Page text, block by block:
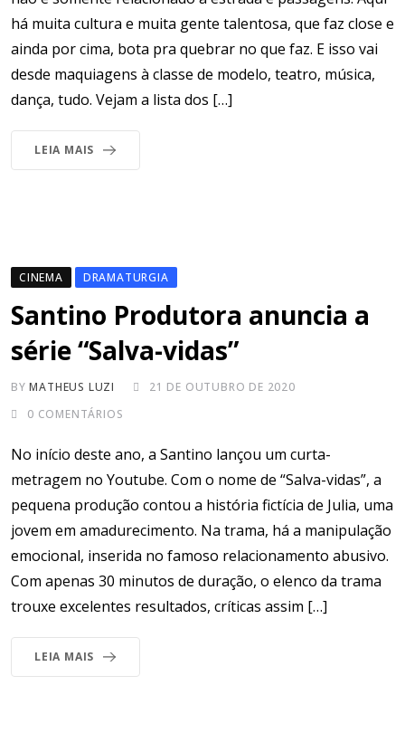
há muita cultura e muita gente talentosa, que faz close e
ainda por cima, bota pra quebrar no que faz. E isso vai
desde maquiagens à classe de modelo, teatro, música,
dança, tudo. Vejam a lista dos […]
LEIA MAIS
CINEMA DRAMATURGIA
Santino Produtora anuncia a
série “Salva-vidas”
BYMATHEUS LUZI
21 DE OUTUBRO DE 2020
0 COMENTÁRIOS
No início deste ano, a Santino lançou um curta-
metragem no Youtube. Com o nome de “Salva-vidas”, a
pequena produção contou a história fictícia de Julia, uma
jovem em amadurecimento. Na trama, há a manipulação
emocional, inserida no famoso relacionamento abusivo.
Com apenas 30 minutos de duração, o elenco da trama
trouxe excelentes resultados, críticas assim […]
LEIA MAIS